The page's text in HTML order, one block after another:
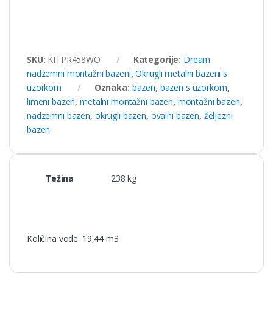
SKU: KITPR458WO Kategorije: Dream
nadzemni montažni bazeni,Okrugli metalni bazeni s
uzorkom
Oznaka: bazen, bazen s uzorkom,
limeni bazen,metalni montažni bazen, montažni bazen,
nadzemni bazen, okrugli bazen, ovalni bazen, željezni
bazen
Težina 238 kg
Količina vode: 19,44 m3